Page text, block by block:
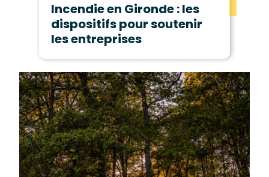
Incendie en Gironde : les
dispositifs pour soutenir
les entreprises